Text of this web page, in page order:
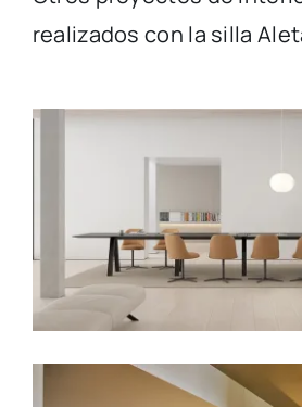
realizados con la silla